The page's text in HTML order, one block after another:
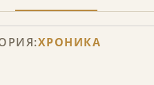
ХРОНИКА